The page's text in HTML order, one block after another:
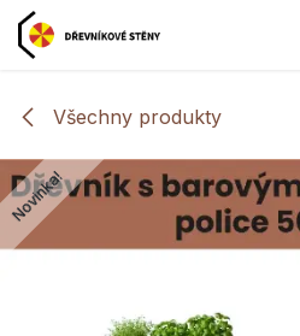
Přejít na obsah
Všechny produkty
Novinka!
Novinka!